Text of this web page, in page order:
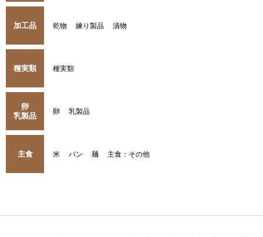
加工品 乾物 練り製品 漬物
種実類 種実類
卵
乳製品
卵 乳製品
主食 米 パン 麺 主食：その他